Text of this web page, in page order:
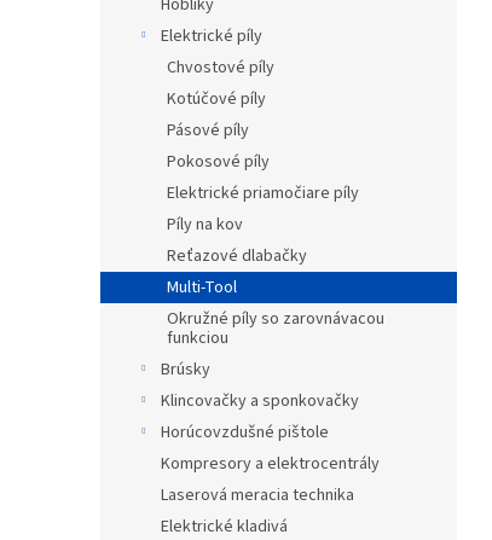
Hoblíky
Elektrické píly
Chvostové píly
Kotúčové píly
Pásové píly
Pokosové píly
Elektrické priamočiare píly
Píly na kov
Reťazové dlabačky
Multi-Tool
Okružné píly so zarovnávacou
funkciou
Brúsky
Klincovačky a sponkovačky
Horúcovzdušné pištole
Kompresory a elektrocentrály
Laserová meracia technika
Elektrické kladivá